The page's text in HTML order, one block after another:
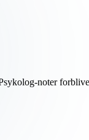
noter